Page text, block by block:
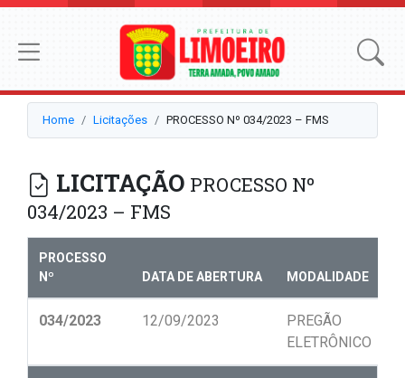
Home Licitações PROCESSO Nº 034/2023 – FMS
LICITAÇÃO PROCESSO Nº
034/2023 – FMS
PROCESSO
Nº
DATA DE ABERTURA MODALIDADE
034/2023 12/09/2023
PREGÃO
ELETRÔNICO